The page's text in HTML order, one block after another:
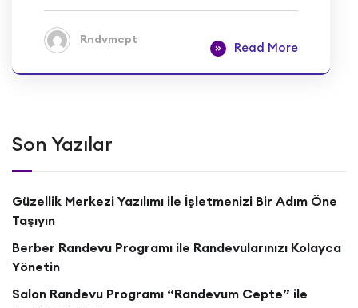
Rndvmcpt
Read More
Son Yazılar
Güzellik Merkezi Yazılımı ile İşletmenizi Bir Adım Öne
Taşıyın
Berber Randevu Programı ile Randevularınızı Kolayca
Yönetin
Salon Randevu Programı “Randevum Cepte” ile